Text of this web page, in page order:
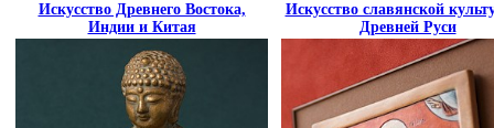
Искусство Древнего Востока,
Индии и Китая
Искусство славянской
Древней Руси